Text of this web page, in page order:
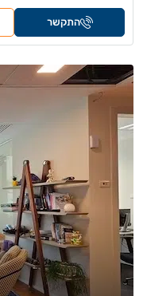
התקשר